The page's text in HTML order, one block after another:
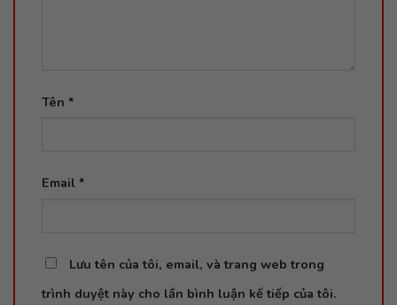
Tên *
Email *
Lưu tên của tôi, email, và trang web trong
trình duyệt này cho lần bình luận kế tiếp của tôi.